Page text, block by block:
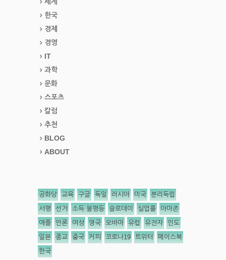
한국
경제
경영
IT
과학
문화
스포츠
칼럼
추천
BLOG
ABOUT
공화당 교육 구글 독일 러시아 미국 분리독립
서평 선거 소득 불평등 슬로데이 실업률 아마존
애플 언론 여성 영국 오바마 유럽 유전자 인도
일본 종교 중국 커피 코로나19 트위터 페이스북
한국